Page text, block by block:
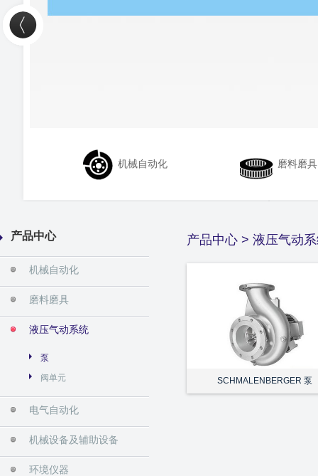
机械自动化 磨料磨具
产品中心
机械自动化
磨料磨具
液压气动系统
泵
阀单元
电气自动化
机械设备及辅助设备
环境仪器
产品中心 > 液压气动
SCHMALENBERGER 泵